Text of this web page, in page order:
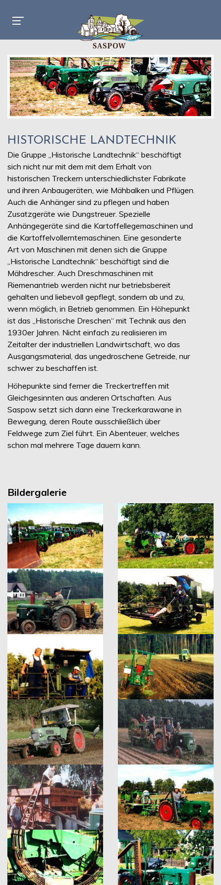
HISTORISCHE LANDTECHNIK
Die Gruppe „Historische Landtechnik“ beschäftigt
sich nicht nur mit dem mit dem Erhalt von
historischen Treckern unterschiedlichster Fabrikate
und ihren Anbaugeräten, wie Mähbalken und Pflügen.
Auch die Anhänger sind zu pflegen und haben
Zusatzgeräte wie Dungstreuer. Spezielle
Anhängegeräte sind die Kartoffellegemaschinen und
die Kartoffelvollerntemaschinen. Eine gesonderte
Art von Maschinen mit denen sich die Gruppe
„Historische Landtechnik“ beschäftigt sind die
Mähdrescher. Auch Dreschmaschinen mit
Riemenantrieb werden nicht nur betriebsbereit
gehalten und liebevoll gepflegt, sondern ab und zu,
wenn möglich, in Betrieb genommen. Ein Höhepunkt
ist das „Historische Dreschen“ mit Technik aus den
1930er Jahren. Nicht einfach zu realisieren im
Zeitalter der industriellen Landwirtschaft, wo das
Ausgangsmaterial, das ungedroschene Getreide, nur
schwer zu beschaffen ist.
Höhepunkte sind ferner die Treckertreffen mit
Gleichgesinnten aus anderen Ortschaften. Aus
Saspow setzt sich dann eine Treckerkarawane in
Bewegung, deren Route ausschließlich über
Feldwege zum Ziel führt. Ein Abenteuer, welches
schon mal mehrere Tage dauern kann.
Bildergalerie